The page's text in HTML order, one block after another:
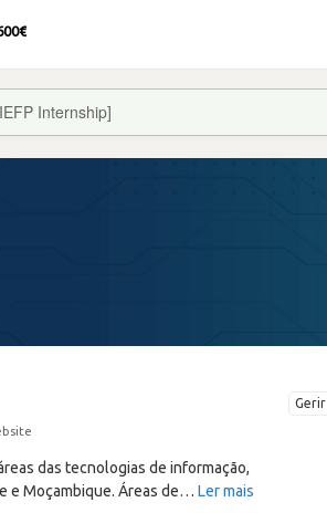
Internship]
Gerir
das tecnologias de informação,
e Moçambique. Áreas de… Ler mais